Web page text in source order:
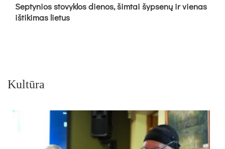
Sep­ty­nios sto­vyk­los die­nos, šim­tai šyp­se­nų ir vie­nas
iš­ti­ki­mas lie­tus
Kultūra